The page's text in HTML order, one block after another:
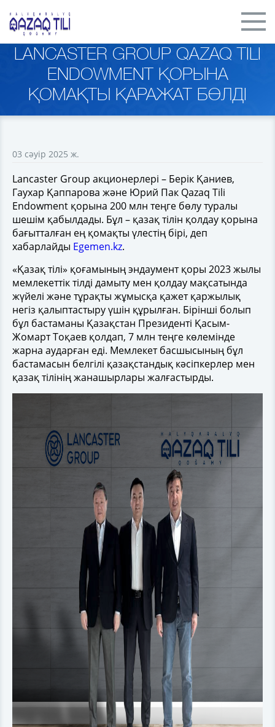
LANCASTER GROUP QAZAQ TILI
ENDOWMENT ҚОРЫНА
ҚОМАҚТЫ ҚАРАЖАТ БӨЛДІ
03 сәуір 2025 ж.
Lancaster Group акционерлері – Берік Қаниев,
Гаухар Қаппарова және Юрий Пак Qazaq Tili
Endowment қорына 200 млн теңге бөлу туралы
шешім қабылдады. Бұл – қазақ тілін қолдау қорына
бағытталған ең қомақты үлестің бірі, деп
хабарлайды Egemen.kz.
«Қазақ тілі» қоғамының эндаумент қоры 2023 жылы
мемлекеттік тілді дамыту мен қолдау мақсатында
жүйелі және тұрақты жұмысқа қажет қаржылық
негіз қалыптастыру үшін құрылған. Бірінші болып
бұл бастаманы Қазақстан Президенті Қасым-
Жомарт Тоқаев қолдап, 7 млн теңге көлемінде
жарна аударған еді. Мемлекет басшысының бұл
бастамасын белгілі қазақстандық кәсіпкерлер мен
қазақ тілінің жанашырлары жалғастырды.